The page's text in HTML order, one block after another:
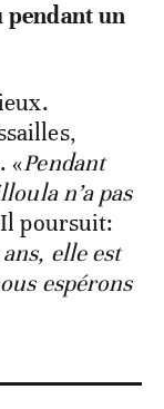
un
«Pendant
n’a pas
Il poursuit:
elle est
espérons